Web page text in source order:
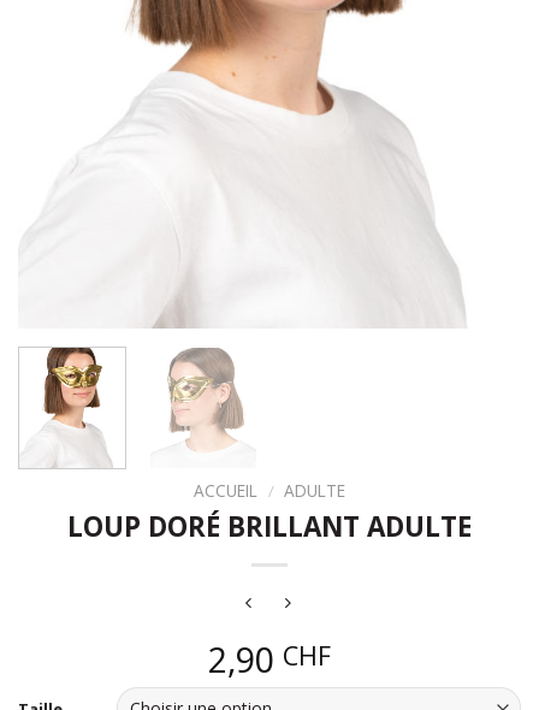
ACCUEIL / ADULTE
LOUP DORÉ BRILLANT ADULTE
2,90 CHF